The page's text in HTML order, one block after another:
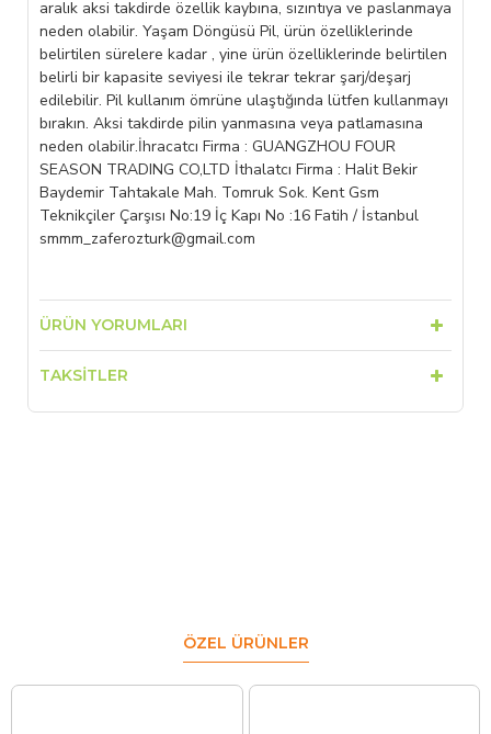
aralık aksi takdirde özellik kaybına, sızıntıya ve paslanmaya
neden olabilir. Yaşam Döngüsü Pil, ürün özelliklerinde
belirtilen sürelere kadar , yine ürün özelliklerinde belirtilen
belirli bir kapasite seviyesi ile tekrar tekrar şarj/deşarj
edilebilir. Pil kullanım ömrüne ulaştığında lütfen kullanmayı
bırakın. Aksi takdirde pilin yanmasına veya patlamasına
neden olabilir.İhracatcı Firma : GUANGZHOU FOUR
SEASON TRADING CO,LTD İthalatcı Firma : Halit Bekir
Baydemir Tahtakale Mah. Tomruk Sok. Kent Gsm
Teknikçiler Çarşısı No:19 İç Kapı No :16 Fatih / İstanbul
smmm_zaferozturk@gmail.com
ÜRÜN YORUMLARI
TAKSITLER
ÖZEL ÜRÜNLER